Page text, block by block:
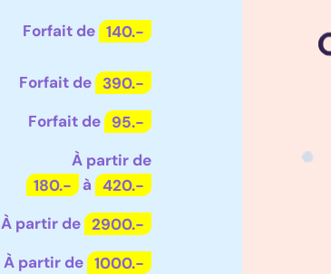
Forfait de 140.-
Forfait de 390.-
Forfait de 95.-
À partir de
180.-
à 420.-
À partir de 2900.-
À partir de 1000.-